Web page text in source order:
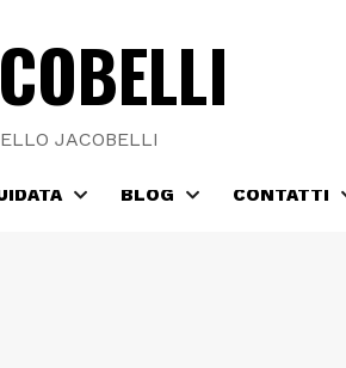
BLOG CONTATTI
JACOBELLI